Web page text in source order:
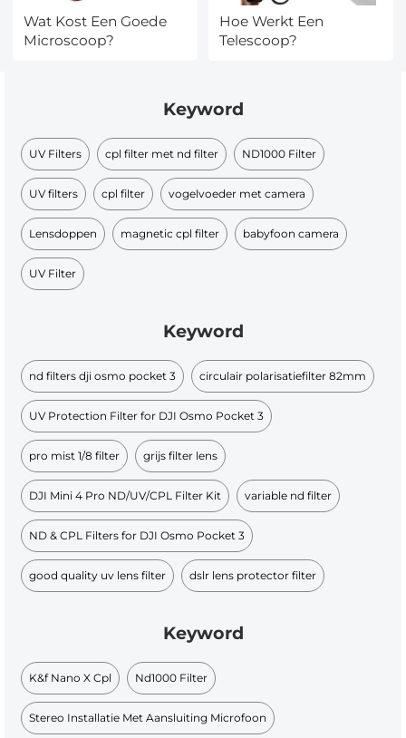
Wat Kost Een Goede
Microscoop?
Hoe Werkt Een
Telescoop?
Keyword
UV Filters cpl filter met nd filter​ ND1000 Filter
UV filters cpl filter vogelvoeder met camera
Lensdoppen magnetic cpl filter babyfoon camera​
UV Filter
Keyword
nd filters dji osmo pocket 3 circulair polarisatiefilter 82mm​
UV Protection Filter for DJI Osmo Pocket 3
pro mist 1/8 filter grijs filter lens
DJI Mini 4 Pro ND/UV/CPL Filter Kit variable nd filter
ND & CPL Filters for DJI Osmo Pocket 3
good quality uv lens filter dslr lens protector filter
Keyword
K&f Nano X Cpl Nd1000 Filter
Stereo Installatie Met Aansluiting Microfoon